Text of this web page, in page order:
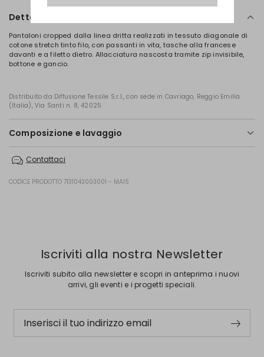
Dettagli
Pantaloni cropped dalla linea dritta realizzati in tessuto diagonale di
cotone stretch tinto filo, con passanti in vita, tasche alla francese
davanti e a filetto dietro. Allacciatura nascosta tramite zip invisibile,
bottone e gancio.
Distribuito da Diffusione Tessile S.r.l., con sede in Cavriago, Reggio Emilia
(Italia), Via Santi n. 8, 42025
Composizione e lavaggio
asciugare appeso in ombra; stirare a max 110; lavare a secco con
Contattaci
CODICE PRODOTTO 7131043003001 - MAIS
Iscriviti alla nostra Newsletter
Iscriviti subito alla newsletter e scopri in anteprima i nuovi
arrivi, gli eventi e i progetti speciali.
Inserisci il tuo indirizzo email